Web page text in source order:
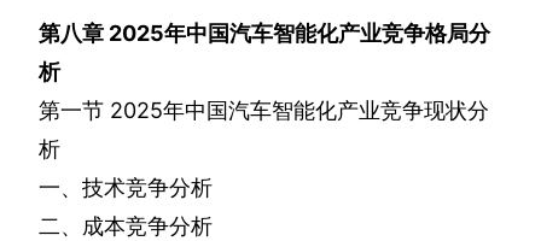
第八章 2025年中国汽车智能化产业竞争格局分
析
第一节 2025年中国汽车智能化产业竞争现状分
析
一、技术竞争分析
二、成本竞争分析